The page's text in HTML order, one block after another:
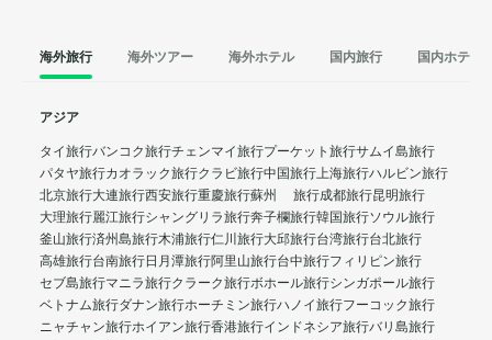
海外旅行 海外ツアー 海外ホテル 国内旅行 国内ホテル
アジア
タイ旅行バンコク旅行チェンマイ旅行プーケット旅行サムイ島旅行
パタヤ旅行カオラック旅行クラビ旅行中国旅行上海旅行ハルビン旅行
北京旅行大連旅行西安旅行重慶旅行蘇州 旅行成都旅行昆明旅行
大理旅行麗江旅行シャングリラ旅行奔子欄旅行韓国旅行ソウル旅行
釜山旅行済州島旅行木浦旅行仁川旅行大邱旅行台湾旅行台北旅行
高雄旅行台南旅行日月潭旅行阿里山旅行台中旅行フィリピン旅行
セブ島旅行マニラ旅行クラーク旅行ボホール旅行シンガポール旅行
ベトナム旅行ダナン旅行ホーチミン旅行ハノイ旅行フーコック旅行
ニャチャン旅行ホイアン旅行香港旅行インドネシア旅行バリ島旅行